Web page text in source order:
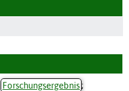
Forschungsergebnis;